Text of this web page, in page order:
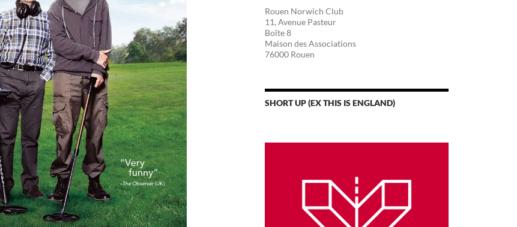
Rouen Norwich Club
11, Avenue Pasteur
Boîte 8
Maison des Associations
76000 Rouen
SHORT UP (EX THIS IS ENGLAND)